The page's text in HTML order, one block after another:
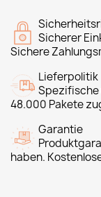
Sicherer
Sichere
Lieferpolitik
Spezifische
48.000 Pakete
Garantie
haben.